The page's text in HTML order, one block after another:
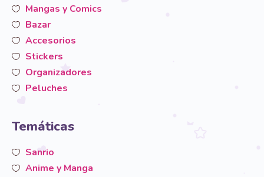
Mangas y Comics
Bazar
Accesorios
Stickers
Organizadores
Peluches
Temáticas
Sanrio
Anime y Manga